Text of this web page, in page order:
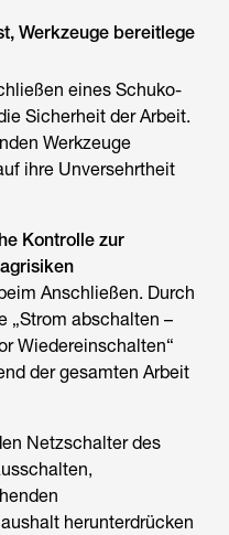
Werkzeuge bereitlege
eines Schuko-
Sicherheit der Arbeit.
Werkzeuge
ihre Unversehrtheit
Kontrolle zur
Anschließen. Durch
„Strom abschalten –
Wiedereinschalten“
der gesamten Arbeit
Netzschalter des
herunterdrücken